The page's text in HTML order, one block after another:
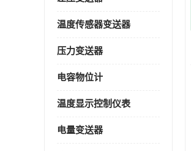
温度传感器变送器
压力变送器
电容物位计
温度显示控制仪表
电量变送器